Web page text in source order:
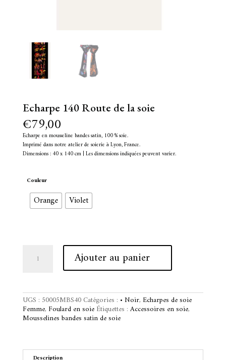
Echarpe 140 Route de la soie
€79,00
Echarpe en mousseline bandes satin, 100 % soie.
Imprimé dans notre atelier de soierie à Lyon, France.
Dimensions : 40 x 140 cm | Les dimensions indiquées peuvent varier.
Couleur
Orange Violet
de
la
soie
Ajouter au panier
A
n
a
t
:
UGS : 50005MBS40 Catégories : • Noir, Echarpes de soie
Femme, Foulard en soie Étiquettes : Accessoires en soie,
Mousselines bandes satin de soie
Description